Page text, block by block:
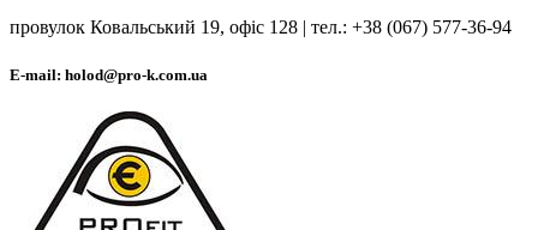
провулок Ковальський 19, офіс 128 | тел.: +38 (067) 577-36-94
E-mail: holod@pro-k.com.ua